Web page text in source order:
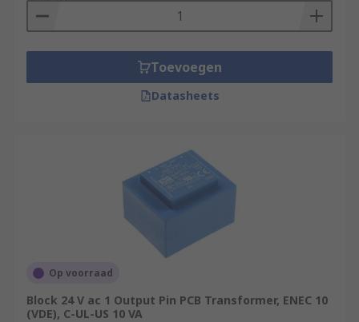
Toevoegen
Datasheets
Op voorraad
Block 24 V ac 1 Output Pin PCB Transformer, ENEC 10
(VDE), C-UL-US 10 VA